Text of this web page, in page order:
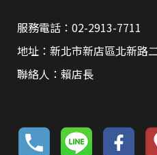
服務電話：02-2913-7711
地址：新北市新店區北新路
聯絡人：賴店長